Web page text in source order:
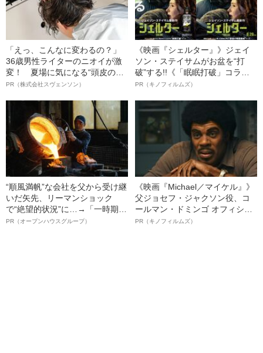
「えっ、こんなに変わるの？」
36歳男性ライターのニオイが激
変！ 夏場に気になる“頭皮のニ
オイ”や“ベタつき”を解消す
ト”が生み出した徹底ケアとは
PR（株式会社スヴェンソン）
《映画『シェルター』》ジェイ
ソン・ステイサムがお盆を“打
破”する!!《「眠眠打破」コラ
ボ》
PR（キノフィルムズ）
“順風満帆”な会社を父から受け継
いだ矢先、リーマンショック
で“絶望的状況”に…→「一時期は
納品3年待ち」のヒット商品を生
PR（オープンハウスグループ）
《映画『Michael／マイケル』》
父ジョセフ・ジャクソン役、コ
ールマン・ドミンゴ オフィシャ
ルインタビュー“観客を魅了した
PR（キノフィルムズ）